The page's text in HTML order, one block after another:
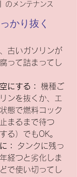
のメンテナンス
かり抜く
古いガソリンが
って詰まってし
にする：
機種ご
ンを抜くか、エ
態で燃料コック
まるまで待つ
る）でもOK。
：
タンクに残っ
経つと劣化しま
で使い切ってし